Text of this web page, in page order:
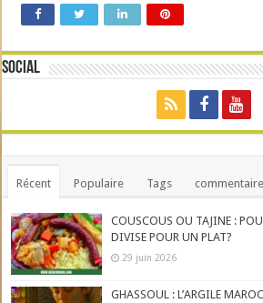
Social
Récent Populaire Tags
COUSCOUS OU TAJINE :
DIVISE POUR UN PLAT?
29 juin 2026
GHASSOUL : L’ARGILE